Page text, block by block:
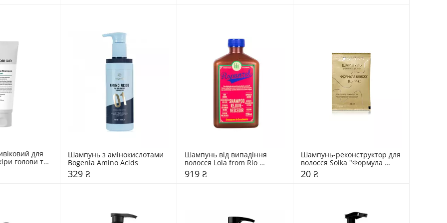
для
голови та
Dr.FORHAIR
Шампунь з амінокислотами
Bogenia Amino Acids
329 ₴
Шампунь від випадіння
волосся Lola from Rio
RAPUNZEL REJUVENATING
919 ₴
Шампунь-реконструктор для
волосся Soika "Формула
блиску"
20 ₴